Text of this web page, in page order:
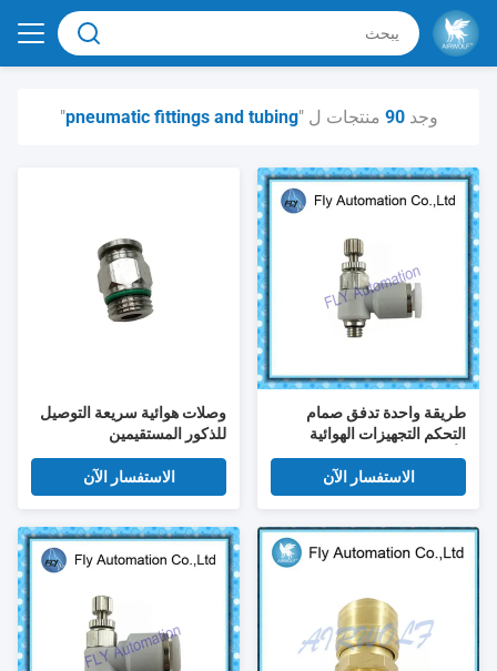
وجد90 منتجات ل "pneumatic fittings and tubing
"
طريقة واحدة تدفق صمام
التحكم التجهيزات الهوائية
وأنابيب فيستو غرلا-M5-قس-4
162961الاستفسار الآن
وصلات هوائية سريعة التوصيل
للذكور المستقيمين
الاستفسار الآن